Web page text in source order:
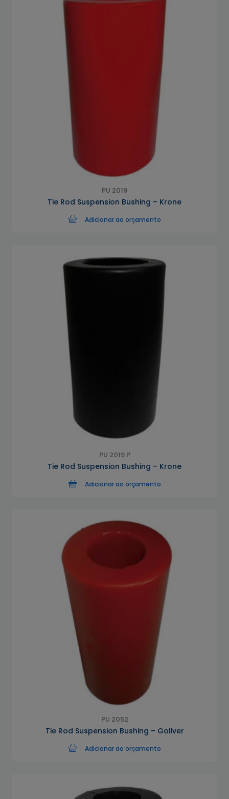
PU 2019
Tie Rod Suspension Bushing – Krone
Adicionar ao orçamento
PU 2019 P
Tie Rod Suspension Bushing – Krone
Adicionar ao orçamento
PU 2052
Tie Rod Suspension Bushing – Goliver
Adicionar ao orçamento